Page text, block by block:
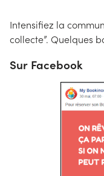
Intensifiez la
collecte”. Quelques
Sur Facebook